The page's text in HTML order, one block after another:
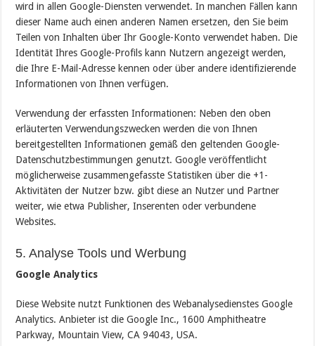
wird in allen Google-Diensten verwendet. In manchen Fällen kann
dieser Name auch einen anderen Namen ersetzen, den Sie beim
Teilen von Inhalten über Ihr Google-Konto verwendet haben. Die
Identität Ihres Google-Profils kann Nutzern angezeigt werden,
die Ihre E-Mail-Adresse kennen oder über andere identifizierende
Informationen von Ihnen verfügen.
Verwendung der erfassten Informationen: Neben den oben
erläuterten Verwendungszwecken werden die von Ihnen
bereitgestellten Informationen gemäß den geltenden Google-
Datenschutzbestimmungen genutzt. Google veröffentlicht
möglicherweise zusammengefasste Statistiken über die +1-
Aktivitäten der Nutzer bzw. gibt diese an Nutzer und Partner
weiter, wie etwa Publisher, Inserenten oder verbundene
Websites.
5. Analyse Tools und Werbung
Google Analytics
Diese Website nutzt Funktionen des Webanalysedienstes Google
Analytics. Anbieter ist die Google Inc., 1600 Amphitheatre
Parkway, Mountain View, CA 94043, USA.